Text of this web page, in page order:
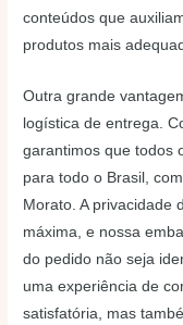
conteúdos que
produtos mais
Outra grande
logística de entrega.
garantimos que todos
para todo o Brasil,
Morato. A privacidade
máxima, e nossa
do pedido não seja
uma experiência de
satisfatória, mas